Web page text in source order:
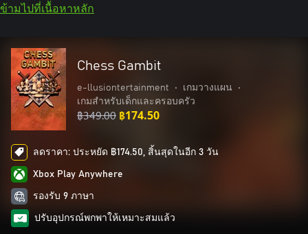
ข้ามไปที่เนื้อหาหลัก
Chess Gambit
e-llusiontertainment • เกมวางแผน
•
เกมสำหรับเด็กและครอบครัว
฿349.00 ฿174.50
ลดราคา: ประหยัด ฿174.50, สิ้นสุดในอีก 3 วัน
Xbox Play Anywhere
รองรับ 9 ภาษา
ปรับอุปกรณ์พกพาให้เหมาะสมแล้ว